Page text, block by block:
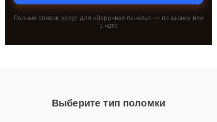
Полный список услуг для «Варочная панель» — по звонку или
в чате
Выберите тип поломки